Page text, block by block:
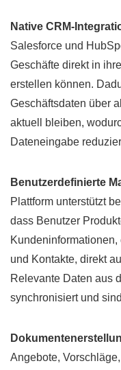
Native CRM-
Salesforce und
Geschäfte direkt in
erstellen können.
Geschäftsdaten über
aktuell bleiben,
Dateneingabe
Benutzerdefinierte
Plattform unterstützt
dass Benutzer
und Kontakte, direkt
Relevante Daten aus
synchronisiert und
Angebote,